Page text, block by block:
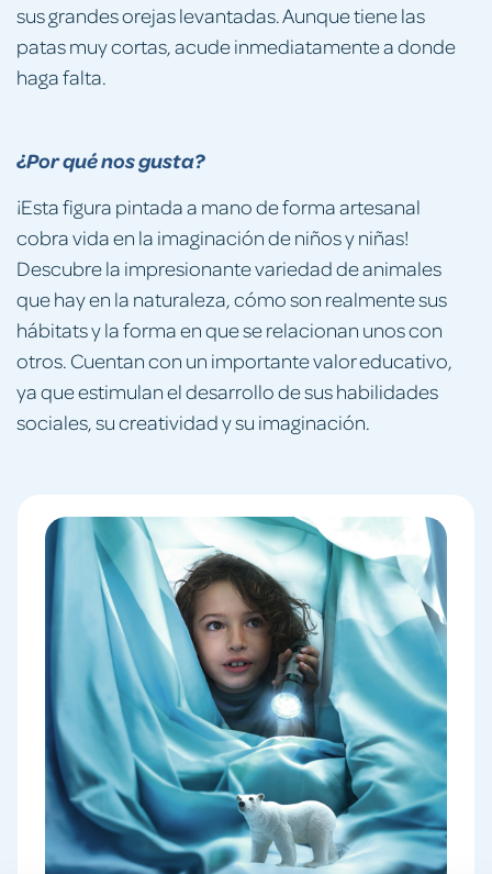
sus grandes orejas levantadas. Aunque tiene las
patas muy cortas, acude inmediatamente a donde
haga falta.
¿Por qué nos gusta?
¡Esta figura pintada a mano de forma artesanal
cobra vida en la imaginación de niños y niñas!
Descubre la impresionante variedad de animales
que hay en la naturaleza, cómo son realmente sus
hábitats y la forma en que se relacionan unos con
otros. Cuentan con un importante valor educativo,
ya que estimulan el desarrollo de sus habilidades
sociales, su creatividad y su imaginación.